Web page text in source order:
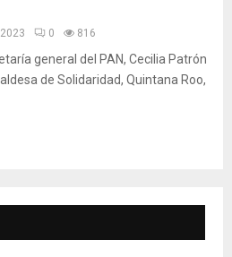
0 816
general del PAN, Cecilia Patrón
de Solidaridad, Quintana Roo,